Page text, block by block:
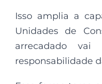
Isso amplia a
Unidades de
arrecadado
responsabilidade